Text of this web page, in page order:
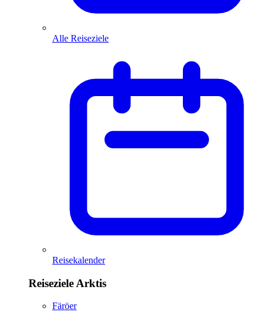
Alle Reiseziele
Reisekalender
Reiseziele Arktis
Färöer